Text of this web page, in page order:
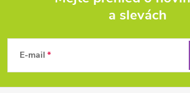
p
a slevách
E-mail